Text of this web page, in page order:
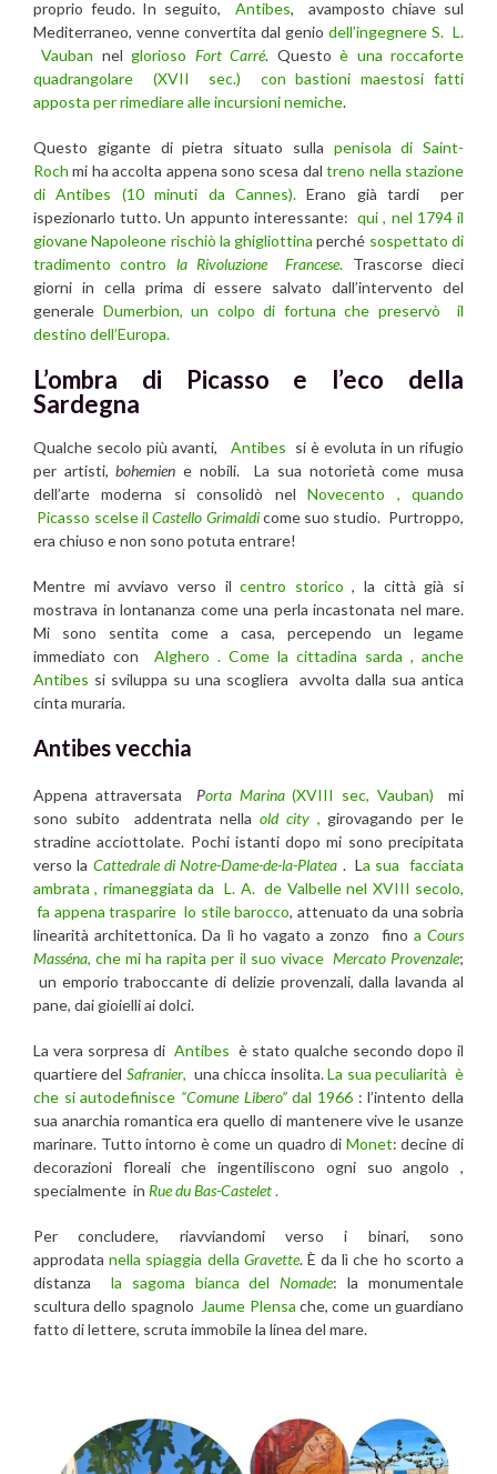
proprio feudo. In seguito, Antibes, avamposto chiave sul
Mediterraneo, venne convertita dal genio dell’ingegnere S. L.
Vauban nelglorioso Fort Carré. Questoè una roccaforte
quadrangolare (XVII sec.) con bastioni maestosi fatti
apposta per rimediare alle incursioni nemiche.
Questo gigante di pietra situato sulla penisola di Saint-
Roch mi ha accolta appena sono scesa daltreno nella stazione
di Antibes (10 minuti da Cannes). Erano già tardi per
ispezionarlo tutto. Un appunto interessante:qui , nel 1794 il
giovane Napoleone rischiò la ghigliottina perché sospettato di
tradimento contro la Rivoluzione Francese. Trascorse dieci
giorni in cella prima di essere salvato dall’intervento del
generale Dumerbion, un colpo di fortuna che preservò il
destino dell’Europa.
L’ombra di Picasso e l’eco della
Sardegna
Qualche secolo più avanti, Antibes si è evoluta in un rifugio
per artisti,bohemiene nobili. La sua notorietà come musa
dell’arte moderna si consolidò nelNovecento , quando
Picasso scelse ilCastello Grimaldicome suo studio. Purtroppo,
era chiuso e non sono potuta entrare!
Mentre mi avviavo verso ilcentro storico, la città già si
mostrava in lontananza come una perla incastonata nel mare.
Mi sono sentita come a casa, percependo un legame
immediato con Alghero . Come la cittadina sarda , anche
Antibes si sviluppa su una scogliera avvolta dalla sua antica
cinta muraria.
Antibes vecchia
Appena attraversata Porta Marina(XVIII sec, Vauban)
mi
sono subito addentrata nella old city, girovagando per le
stradine acciottolate. Pochi istanti dopo mi sono precipitata
verso la Cattedrale di Notre-Dame-de-la-Platea . La sua facciata
ambrata , rimaneggiata da L. A. de Valbelle nel XVIII secolo,
fa appena trasparire lo stile barocco, attenuato da una sobria
linearità architettonica. Da lì ho vagato a zonzo fino aCours
Masséna, che mi ha rapita per il suo vivace Mercato Provenzale;
un emporio traboccante di delizie provenzali, dalla lavanda al
pane, dai gioielli ai dolci.
La vera sorpresa di Antibes è stato qualche secondo dopo il
quartiere del Safranier, una chicca insolita.La sua peculiarità è
che si autodefinisce “Comune Libero”dal 1966 : l’intento della
sua anarchia romantica era quello di mantenere vive le usanze
marinare. Tutto intorno è come un quadro di Monet: decine di
decorazioni floreali che ingentiliscono ogni suo angolo ,
specialmente in Rue du Bas-Castelet.
Per concludere, riavviandomi verso i binari, sono
approdatanella spiaggia della Gravette. È da lì che ho scorto a
distanza la sagoma bianca delNomade: la monumentale
scultura dello spagnoloJaume Plensa che, come un guardiano
fatto di lettere, scruta immobile la linea del mare.